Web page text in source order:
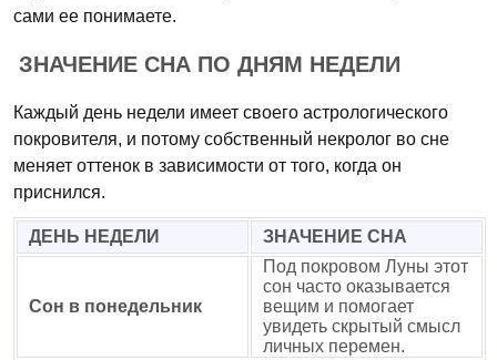
сами ее понимаете.
ЗНАЧЕНИЕ СНА ПО ДНЯМ НЕДЕЛИ
Каждый день недели имеет своего астрологического
покровителя, и потому собственный некролог во сне
меняет оттенок в зависимости от того, когда он
приснился.
ДЕНЬ НЕДЕЛИ ЗНАЧЕНИЕ СНА
Сон в понедельник
Под покровом Луны этот
сон часто оказывается
вещим и помогает
увидеть скрытый смысл
личных перемен.